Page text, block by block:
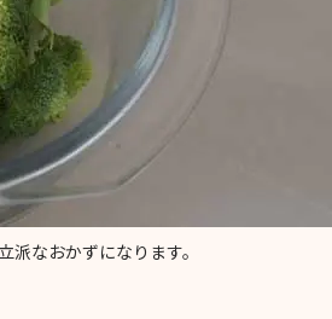
なおかずになります。